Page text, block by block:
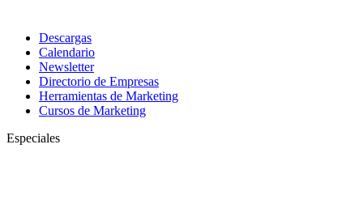
Descargas
Calendario
Newsletter
Directorio de Empresas
Herramientas de Marketing
Cursos de Marketing
Especiales